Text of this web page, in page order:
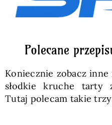
Polecane
Koniecznie zobacz
słodkie kruche tarty
Tutaj polecam takie